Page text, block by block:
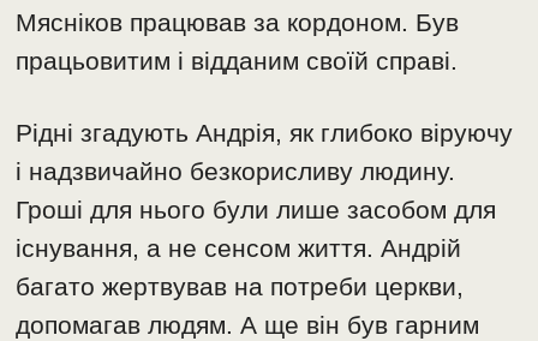
Мясніков працював за кордоном. Був
працьовитим і відданим своїй справі.
Рідні згадують Андрія, як глибоко віруючу
і надзвичайно безкорисливу людину.
Гроші для нього були лише засобом для
існування, а не сенсом життя. Андрій
багато жертвував на потреби церкви,
допомагав людям. А ще він був гарним